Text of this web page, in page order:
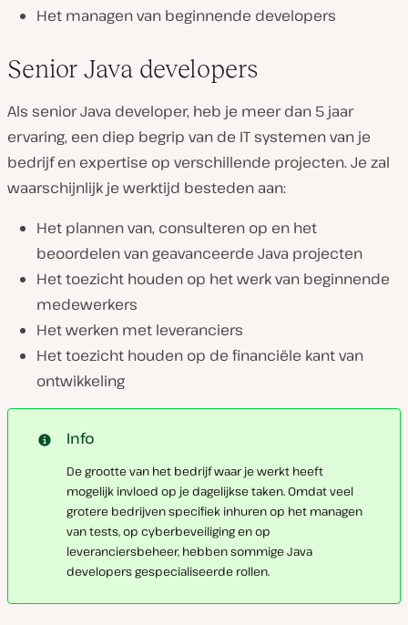
Het managen van beginnende developers
Senior Java developers
Als senior Java developer, heb je meer dan 5 jaar
ervaring, een diep begrip van de IT systemen van je
bedrijf en expertise op verschillende projecten. Je zal
waarschijnlijk je werktijd besteden aan:
Het plannen van, consulteren op en het
beoordelen van geavanceerde Java projecten
Het toezicht houden op het werk van beginnende
medewerkers
Het werken met leveranciers
Het toezicht houden op de financiële kant van
ontwikkeling
Info
De grootte van het bedrijf waar je werkt heeft
mogelijk invloed op je dagelijkse taken. Omdat veel
grotere bedrijven specifiek inhuren op het managen
van tests, op cyberbeveiliging en op
leveranciersbeheer, hebben sommige Java
developers gespecialiseerde rollen.